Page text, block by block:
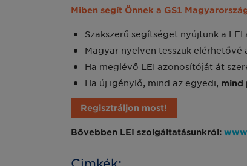
Miben segít Önnek a GS1
Szakszerű segítséget nyújtunk a
Magyar nyelven tesszük
Ha meglévő LEI azonosítóját át
Ha új igénylő, mind az egyedi, mind
Regisztráljon most!
Bővebben LEI szolgáltatásunkról: